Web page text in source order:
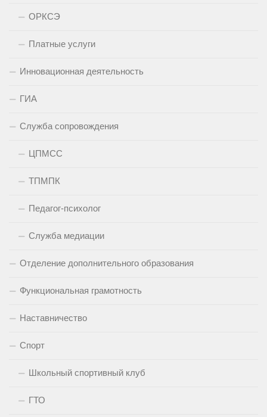
ОРКСЭ
Платные услуги
Инновационная деятельность
ГИА
Служба сопровождения
ЦПМСС
ТПМПК
Педагог-психолог
Служба медиации
Отделение дополнительного образования
Функциональная грамотность
Наставничество
Спорт
Школьный спортивный клуб
ГТО